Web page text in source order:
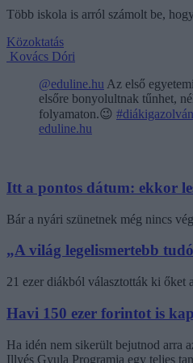
Több iskola is arról számolt be,
Közoktatás
Kovács Dóri
@eduline.hu Az első
elsőre bonyolultnak tűnhet,
folyamaton.😉
eduline.hu
Itt a pontos dátum: ekkor
Bár a nyári szünetnek még nincs
„A világ legelismertebb
21 ezer diákból választották ki őket
Havi 150 ezer forintot is
Ha idén nem sikerült bejutnod arra
Illyés Gyula Programja egy teljes